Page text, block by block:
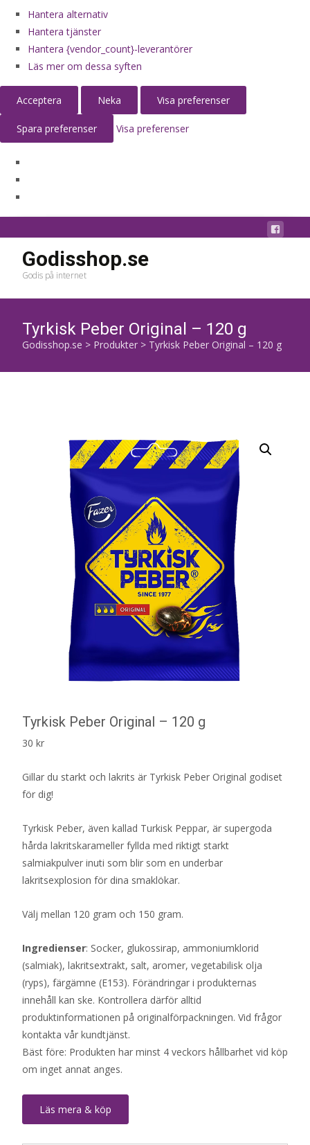
Hantera alternativ
Hantera tjänster
Hantera {vendor_count}-leverantörer
Läs mer om dessa syften
Acceptera Neka Visa preferenser
Spara preferenser Visa preferenser
Godisshop.se
Godis på internet
Tyrkisk Peber Original – 120 g
Godisshop.se > Produkter > Tyrkisk Peber Original – 120 g
Tyrkisk Peber Original – 120 g
30 kr
Gillar du starkt och lakrits är Tyrkisk Peber Original godiset
för dig!
Tyrkisk Peber, även kallad Turkisk Peppar, är supergoda
hårda lakritskarameller fyllda med riktigt starkt
salmiakpulver inuti som blir som en underbar
lakritsexplosion för dina smaklökar.
Välj mellan 120 gram och 150 gram.
Ingredienser: Socker, glukossirap, ammoniumklorid
(salmiak), lakritsextrakt, salt, aromer, vegetabilisk olja
(ryps), färgämne (E153). Förändringar i produkternas
innehåll kan ske. Kontrollera därför alltid
produktinformationen på originalförpackningen. Vid frågor
kontakta vår kundtjänst.
Bäst före: Produkten har minst 4 veckors hållbarhet vid köp
om inget annat anges.
Läs mera & köp